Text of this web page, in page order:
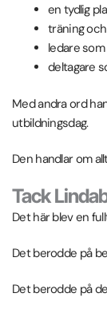
en tydlig
träning
ledare
deltagare
Med andra ord
utbildningsdag.
Den handlar om
Tack
Det här blev en
Det berodde på
Det berodde på